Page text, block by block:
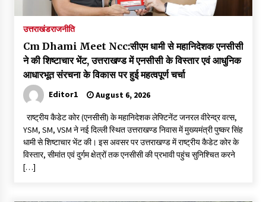
उत्तराखंडराजनीति
Cm Dhami Meet Ncc:सीएम धामी से महानिदेशक एनसीसी
ने की शिष्टाचार भेंट, उत्तराखण्ड में एनसीसी के विस्तार एवं आधुनिक
आधारभूत संरचना के विकास पर हुई महत्वपूर्ण चर्चा
Editor1 August 6, 2026
राष्ट्रीय कैडेट कोर (एनसीसी) के महानिदेशक लेफ्टिनेंट जनरल वीरेन्द्र वत्स,
YSM, SM, VSM ने नई दिल्ली स्थित उत्तराखण्ड निवास में मुख्यमंत्री पुष्कर सिंह
धामी से शिष्टाचार भेंट की। इस अवसर पर उत्तराखण्ड में राष्ट्रीय कैडेट कोर के
विस्तार, सीमांत एवं दुर्गम क्षेत्रों तक एनसीसी की प्रभावी पहुंच सुनिश्चित करने
[…]